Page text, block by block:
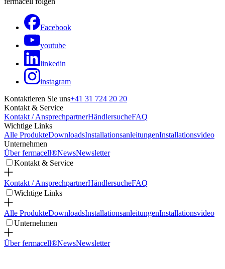
Facebook
youtube
linkedin
instagram
Kontaktieren Sie uns+41 31 724 20 20
Kontakt & Service
Kontakt / AnsprechpartnerHändlersucheFAQ
Wichtige Links
Alle ProdukteDownloadsInstallationsanleitungenInstallationsvideo
Unternehmen
Über fermacell®NewsNewsletter
Kontakt & Service
Kontakt / AnsprechpartnerHändlersucheFAQ
Wichtige Links
Alle ProdukteDownloadsInstallationsanleitungenInstallationsvideo
Unternehmen
Über fermacell®NewsNewsletter